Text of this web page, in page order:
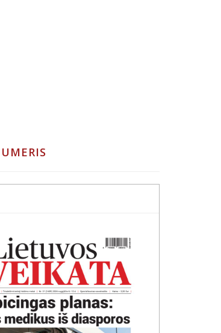
ko niekas
Ajus: „Nepriskiriu savęs nė
vienai lyčiai“